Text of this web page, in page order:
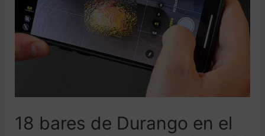
18 bares de Durango en el